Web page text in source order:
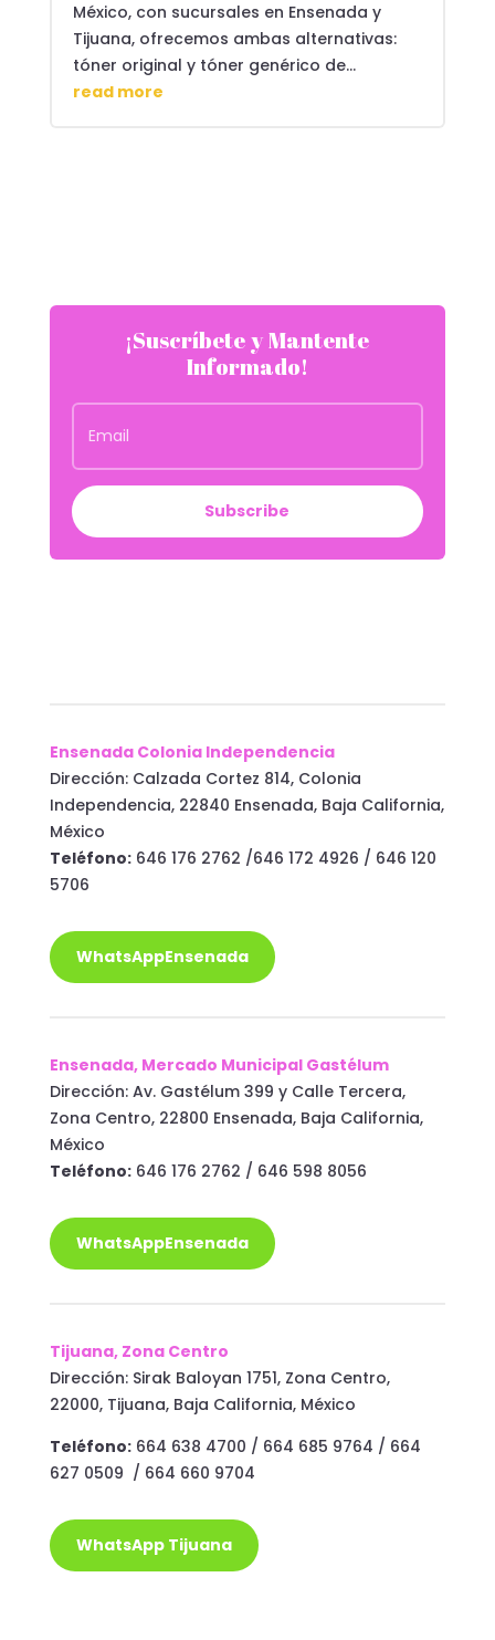
México, con sucursales en Ensenada y
Tijuana, ofrecemos ambas alternativas:
tóner original y tóner genérico de...
read more
¡Suscríbete y Mantente
Informado!
Subscribe
Ensenada Colonia Independencia
Dirección: Calzada Cortez 814, Colonia
Independencia, 22840 Ensenada, Baja California,
México
Teléfono:646 176 2762 /646 172 4926 / 646 120
5706
WhatsAppEnsenada
Ensenada, Mercado Municipal Gastélum
Dirección: Av. Gastélum 399 y Calle Tercera,
Zona Centro, 22800 Ensenada, Baja California,
México
Teléfono:646 176 2762 / 646 598 8056
WhatsAppEnsenada
Tijuana, Zona Centro
Dirección: Sirak Baloyan 1751, Zona Centro,
22000, Tijuana, Baja California, México
Teléfono: 664 638 4700 / 664 685 9764 / 664
627 0509 / 664 660 9704
WhatsApp Tijuana